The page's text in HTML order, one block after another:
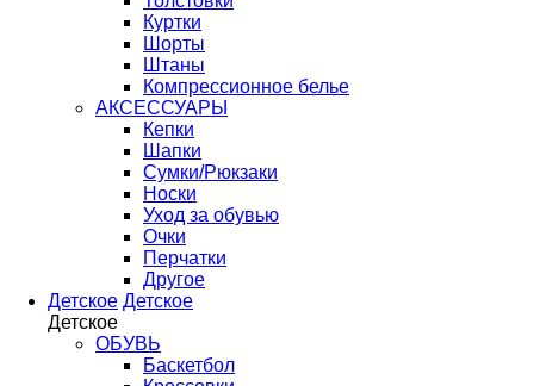
Куртки
Шорты
Штаны
Компрессионное белье
АКСЕССУАРЫ
Кепки
Шапки
Сумки/Рюкзаки
Носки
Уход за обувью
Очки
Перчатки
Другое
Детское Детское
Детское
ОБУВЬ
Баскетбол